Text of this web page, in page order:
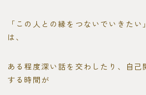
「この人との縁をつないでいきたい
は、
ある程度深い話を交わしたり、自己
する時間が